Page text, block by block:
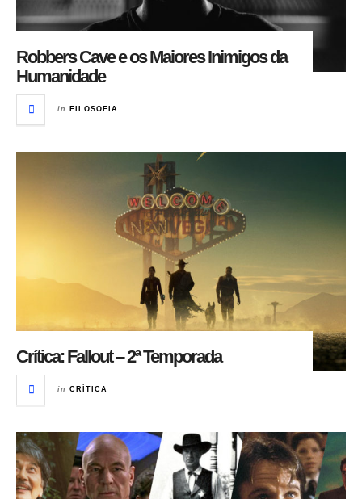
Robbers Cave e os Maiores Inimigos da
Humanidade
in FILOSOFIA
Crítica: Fallout – 2ª Temporada
in CRÍTICA